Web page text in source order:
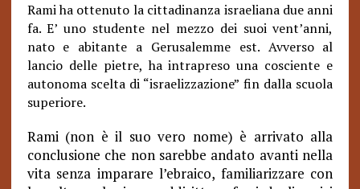
Rami ha ottenuto la cittadinanza israeliana due anni
fa. E’ uno studente nel mezzo dei suoi vent’anni,
nato e abitante a Gerusalemme est. Avverso al
lancio delle pietre, ha intrapreso una cosciente e
autonoma scelta di “israelizzazione” fin dalla scuola
superiore.
Rami (non è il suo vero nome) è arrivato alla
conclusione che non sarebbe andato avanti nella
vita senza imparare l’ebraico, familiarizzare con